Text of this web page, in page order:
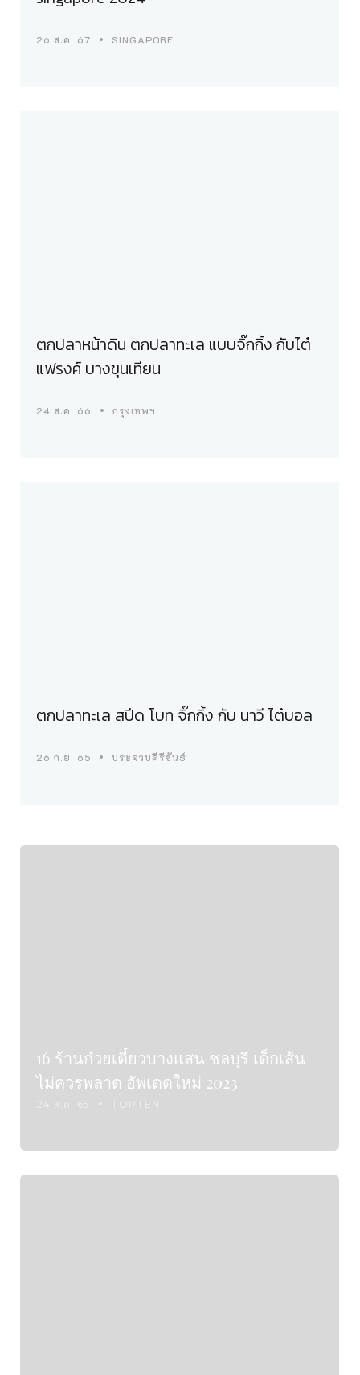
26 ส.ค. 67 SINGAPORE
ตกปลาหน้าดิน ตกปลาทะเล แบบจิ๊กกิ้ง กับไต๋
แฟรงค์ บางขุนเทียน
24 ส.ค. 66 กรุงเทพฯ
ตกปลาทะเล สปีด โบท จิ๊กกิ้ง กับ นาวี ไต๋บอล
26 ก.ย. 65 ประจวบคีรีขันธ์
16 ร้านก๋วยเตี๋ยวบางแสน ชลบุรี เด็กเส้น
ไม่ควรพลาด อัพเดดใหม่ 2023